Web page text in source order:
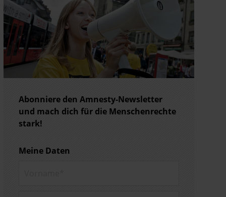
Abonniere den Amnesty-Newsletter
und mach dich für die Menschenrechte
stark!
Meine Daten